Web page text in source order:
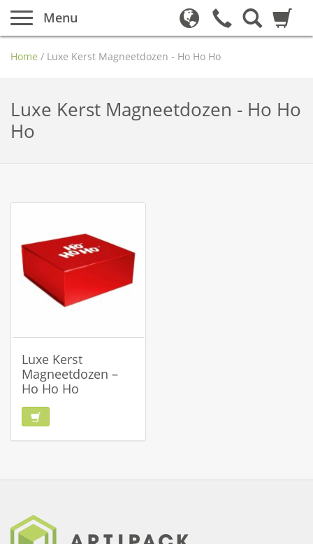
Menu
Home / Luxe Kerst Magneetdozen - Ho Ho Ho
Luxe Kerst Magneetdozen - Ho Ho
Ho
Luxe Kerst
Magneetdozen –
Ho Ho Ho